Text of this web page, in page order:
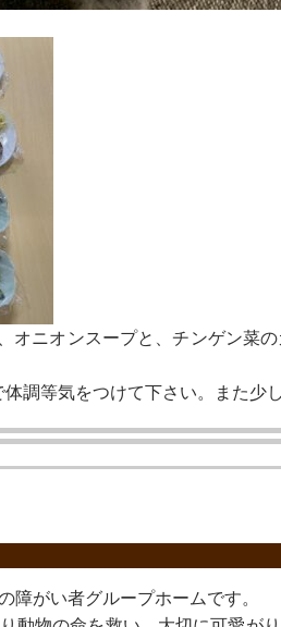
オニオンスープと、チンゲン菜
調等気をつけて下さい。また少
障がい者グループホームです。